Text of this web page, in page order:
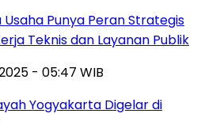
Usaha Punya Peran Strategis
Teknis dan Layanan Publik
- 05:47 WIB
Yogyakarta Digelar di